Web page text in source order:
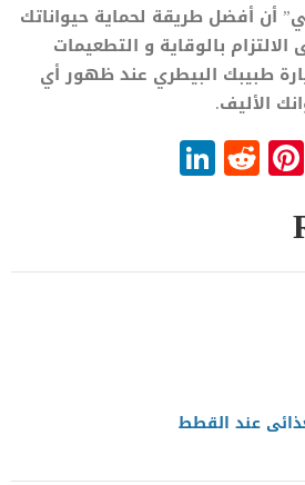
أن أفضل طريقة لحماية حيواناتك
الالتزام بالوقاية و التطعيمات
طبيبك البيطري عند ظهور أي
الأليف.
Twitter
Pinterest
Reddit
عند القطط